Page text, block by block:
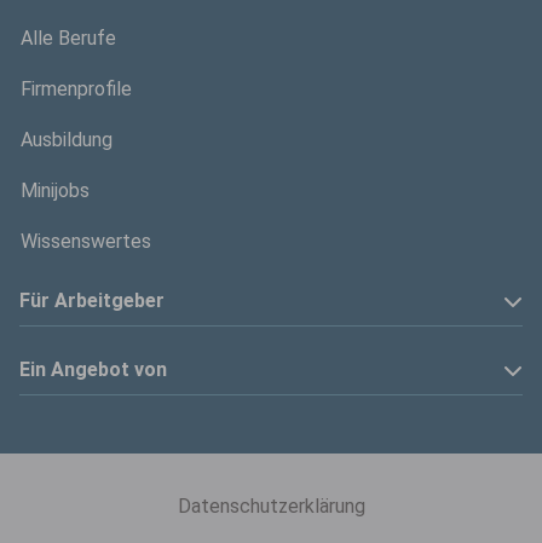
Alle Berufe
Firmenprofile
Ausbildung
Minijobs
Wissenswertes
Für Arbeitgeber
Anzeige schalten
Ein Angebot von
Datenschutzerklärung